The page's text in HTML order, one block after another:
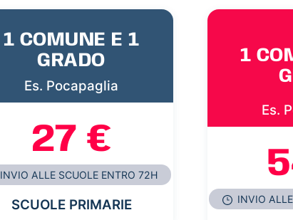
1 COMUNE E 1
GRADO
Es. Pocapaglia
27 €
INVIO ALLE SCUOLE ENTRO 72H
SCUOLE PRIMARIE
1
Es.
INVIO